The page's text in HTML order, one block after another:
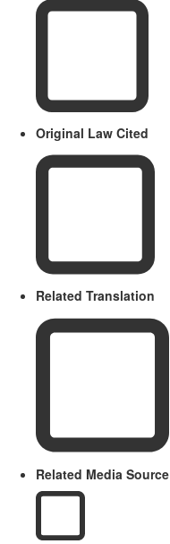
Original Law Cited
Related Translation
Related Media Source